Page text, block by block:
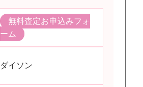
無料査定お申込みフォ
ーム
ダイソン